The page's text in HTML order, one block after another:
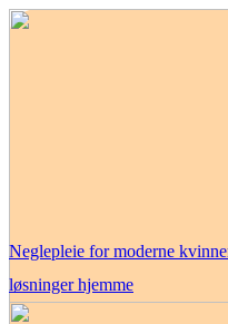
Neglepleie for moderne
løsninger hjemme